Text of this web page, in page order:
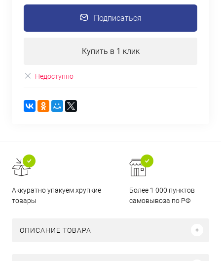
Подписаться
Купить в 1 клик
Недоступно
Аккуратно упакуем хрупкие
товары
Более 1 000 пунктов
самовывоза по РФ
ОПИСАНИЕ ТОВАРА